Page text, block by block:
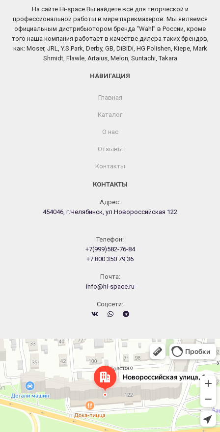
На сайте Hi-space Вы найдете всё для творческой и
профессиональной работы в мире парикмахеров. Мы являемся
официальным дистрибьютором бренда “Wahl” в России, кроме
того наша компания работает в качестве дилера таких брендов,
как: Moser, JRL, Y.S.Park, Derby, GB, DiBiDi, HG Polishen, Kiepe, Mark
Shmidt, Flawle, Artaius, Melon, Suntachi, Takara
НАВИГАЦИЯ
Главная
Каталог
О нас
Отзывы
Контакты
КОНТАКТЫ
Адрес:
454046, г.Челябинск, ул.Новороссийская 122
Телефон:
+7(999)582-76-84
+7 800 350 79 36
Почта:
info@hi-space.ru
Cоцсети:
Челябинск
Новороссийская улица, 122 — Яндекс.Карты